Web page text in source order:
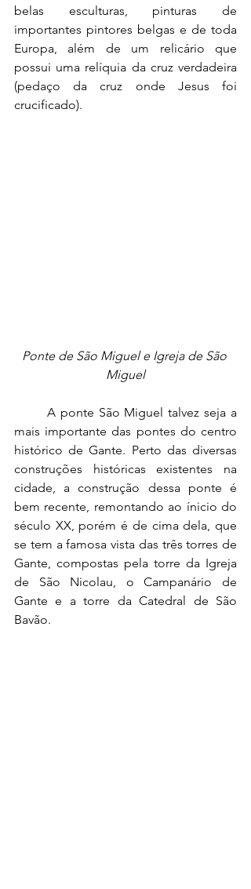
belas esculturas, pinturas de
importantes pintores belgas e de toda
Europa, além de um relicário que
possui uma relíquia da cruz verdadeira
(pedaço da cruz onde Jesus foi
crucificado).
Ponte de São Miguel e Igreja de São
Miguel
mais importante das pontes do centro
histórico de Gante. Perto das diversas
construções históricas existentes na
cidade, a construção dessa ponte é
bem recente, remontando ao ínicio do
século XX, porém é de cima dela, que
se tem a famosa vista das três torres de
Gante, compostas pela torre da Igreja
de São Nicolau, o Campanário de
Gante e a torre da Catedral de São
Bavão.